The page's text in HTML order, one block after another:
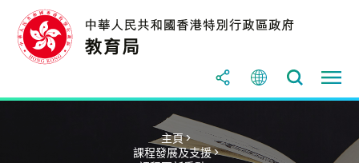
主頁 >
課程發展及支援 >